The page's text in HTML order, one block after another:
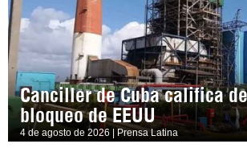
Canciller de Cuba califica
bloqueo de EEUU
4 de agosto de 2026 | Prensa Latina